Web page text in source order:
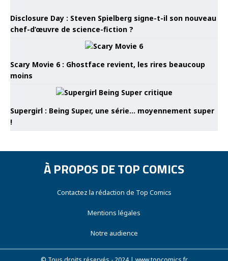
Disclosure Day : Steven Spielberg signe-t-il son nouveau
chef-d’œuvre de science-fiction ?
Scary Movie 6 : Ghostface revient, les rires beaucoup
moins
Supergirl : Being Super, une série… moyennement super
!
À PROPOS DE TOP COMICS
Contactez la rédaction de Top Comics
Mentions légales
Notre audience